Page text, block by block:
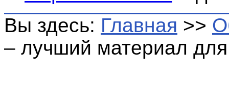
Вы здесь: Главная >>
– лучший материал